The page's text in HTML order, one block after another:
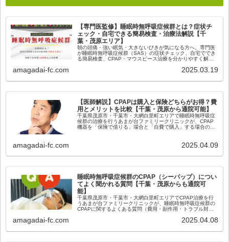
【専門医監修】睡眠時無呼吸症候群とは？症状チ
ェック・自宅できる簡易検査・治療法解説【千
葉・茂原エリア】
朝の頭痛・強い眠気・大きないびきが気になる方へ。専門医
が睡眠時無呼吸症候群（SAS）の症状チェック、自宅ででき
る簡易検査、CPAP・マウスピース治療を分かりやすく解
amagadai-fc.com 2025.03.19
【医師解説】CPAPは購入と保険どちらがお得？費
用とメリットを比較【千葉・茂原から通院可能】
千葉県茂原市・千葉市・大網白里町エリアで睡眠時無呼吸症
候群の治療を行うあまが台ファミリークリニックが、CPAP
機器を「保険で借りる」場合と「自費で購入」する場合の違
amagadai-fc.com 2025.04.09
睡眠時無呼吸症候群のCPAP（シーパップ）につい
てよく聞かれる質問【千葉・茂原からも通院可
能】
千葉県茂原市・千葉市・大網白里町エリアでCPAP治療を行
うあまが台ファミリークリニックが、睡眠時無呼吸症候群の
CPAPに関するよくある質問（費用・副作用・トラブル対
amagadai-fc.com 2025.04.08